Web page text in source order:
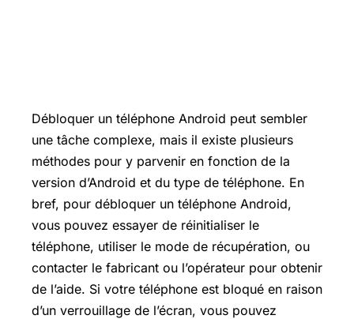
Débloquer un téléphone Android peut sembler
une tâche complexe, mais il existe plusieurs
méthodes pour y parvenir en fonction de la
version d’Android et du type de téléphone. En
bref, pour débloquer un téléphone Android,
vous pouvez essayer de réinitialiser le
téléphone, utiliser le mode de récupération, ou
contacter le fabricant ou l’opérateur pour obtenir
de l’aide. Si votre téléphone est bloqué en raison
d’un verrouillage de l’écran, vous pouvez